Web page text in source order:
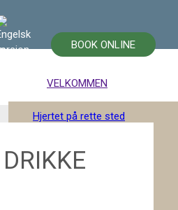
BOOK ONLINE
VELKOMMEN
Hjertet på rette sted